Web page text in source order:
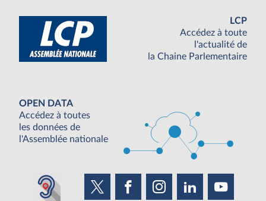
LCP
Accédez à toute
l'actualité de
la Chaine Parlementaire
OPEN DATA
Accédez à toutes
les données de
l'Assemblée nationale